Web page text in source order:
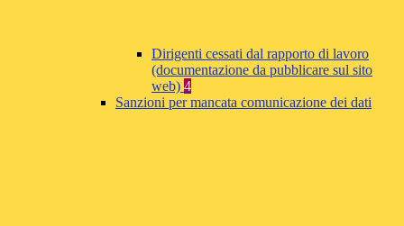
Dirigenti cessati dal rapporto di lavoro
(documentazione da pubblicare sul sito
web) 4
Sanzioni per mancata comunicazione dei dati